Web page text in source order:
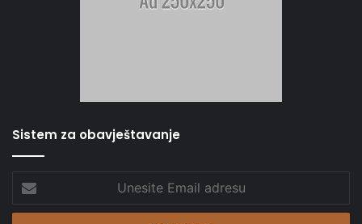
Sistem za obavještavanje
Email
adresu